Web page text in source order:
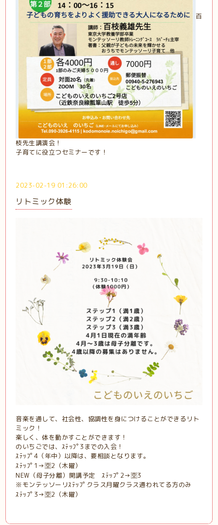
百
枝先生講演会！
子育てに役立つセミナーです！
2023-02-19 01:26:00
リトミック体験
音楽を通して、社会性、協調性を身につけることができるリト
ミック！
楽しく、体を動かすことができます！
のいちごでは、ｽﾃｯﾌﾟ3までの入会！
ｽﾃｯﾌﾟ4（年中）以降は、要相談となります。
ｽﾃｯﾌﾟ1→🈳2（木曜）
NEW（母子分離）開講予定 ｽﾃｯﾌﾟ2→🈳3
※モンテッソーリｽﾃｯﾌﾟクラス月曜クラス通われてる方のみ
ｽﾃｯﾌﾟ3→🈳2（木曜）